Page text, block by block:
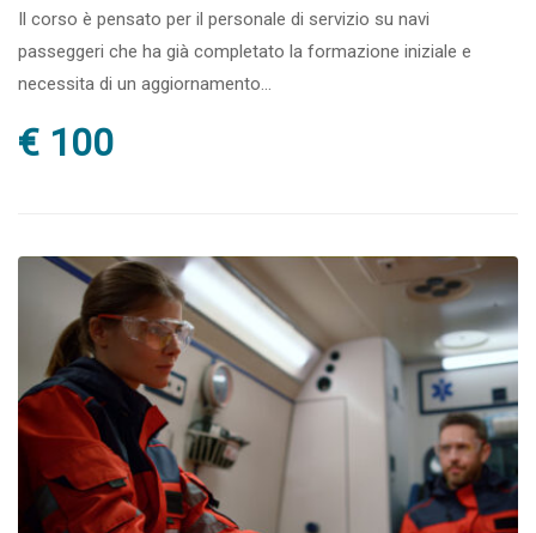
Il corso è pensato per il personale di servizio su navi
passeggeri che ha già completato la formazione iniziale e
necessita di un aggiornamento...
€ 100